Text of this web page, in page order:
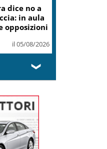
semestre
del 6,7%
il 05/08/2026
❯